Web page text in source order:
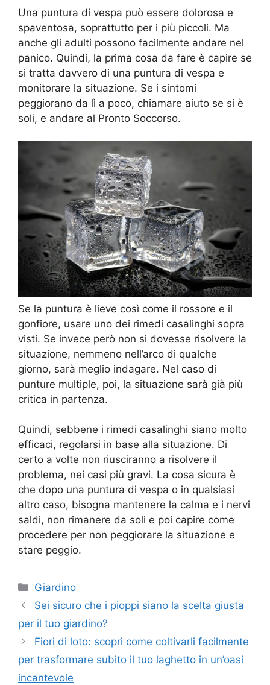
Una puntura di vespa può essere dolorosa e
spaventosa, soprattutto per i più piccoli. Ma
anche gli adulti possono facilmente andare nel
panico. Quindi, la prima cosa da fare è capire se
si tratta davvero di una puntura di vespa e
monitorare la situazione. Se i sintomi
peggiorano da lì a poco, chiamare aiuto se si è
soli, e andare al Pronto Soccorso.
Se la puntura è lieve così come il rossore e il
gonfiore, usare uno dei rimedi casalinghi sopra
visti. Se invece però non si dovesse risolvere la
situazione, nemmeno nell’arco di qualche
giorno, sarà meglio indagare. Nel caso di
punture multiple, poi, la situazione sarà già più
critica in partenza.
Quindi, sebbene i rimedi casalinghi siano molto
efficaci, regolarsi in base alla situazione. Di
certo a volte non riusciranno a risolvere il
problema, nei casi più gravi. La cosa sicura è
che dopo una puntura di vespa o in qualsiasi
altro caso, bisogna mantenere la calma e i nervi
saldi, non rimanere da soli e poi capire come
procedere per non peggiorare la situazione e
stare peggio.
Categorie
Giardino
Sei sicuro che i pioppi siano la scelta giusta
per il tuo giardino?
Fiori di loto: scopri come coltivarli facilmente
per trasformare subito il tuo laghetto in un’oasi
incantevole